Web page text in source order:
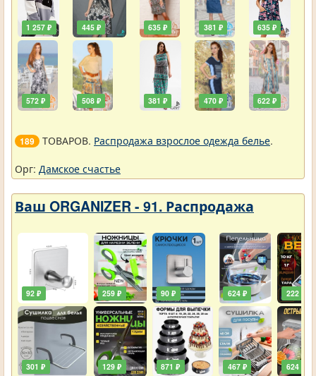
1 257 ₽
572 ₽
445 ₽
508 ₽
635 ₽
381 ₽
381 ₽
470 ₽
635 ₽
622 ₽
189 ТОВАРОВ. Распродажа взрослое одежда белье.
Орг: Дамское счастье
Ваш ORGANIZER - 91. Распродажа
92 ₽
301 ₽
259 ₽
129 ₽
90 ₽
871 ₽
624 ₽
467 ₽
222 ₽
624 ₽